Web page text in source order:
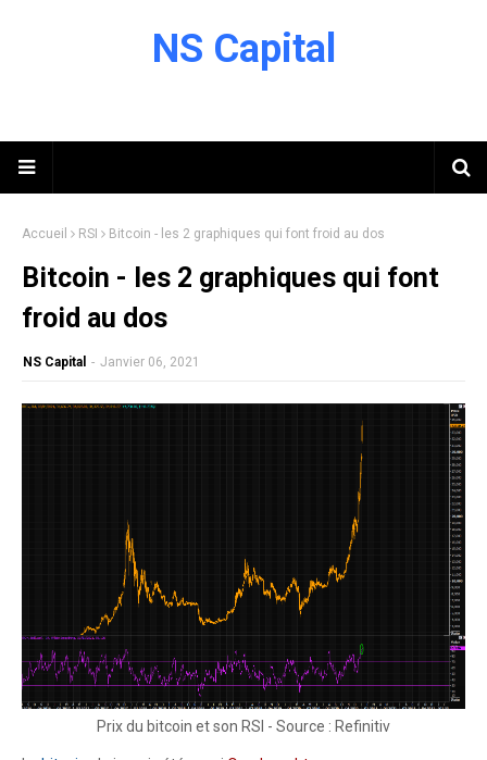
NS Capital
Accueil RSI Bitcoin - les 2 graphiques qui font froid au dos
Bitcoin - les 2 graphiques qui font
froid au dos
NS Capital - Janvier 06, 2021
Prix du bitcoin et son RSI - Source : Refinitiv